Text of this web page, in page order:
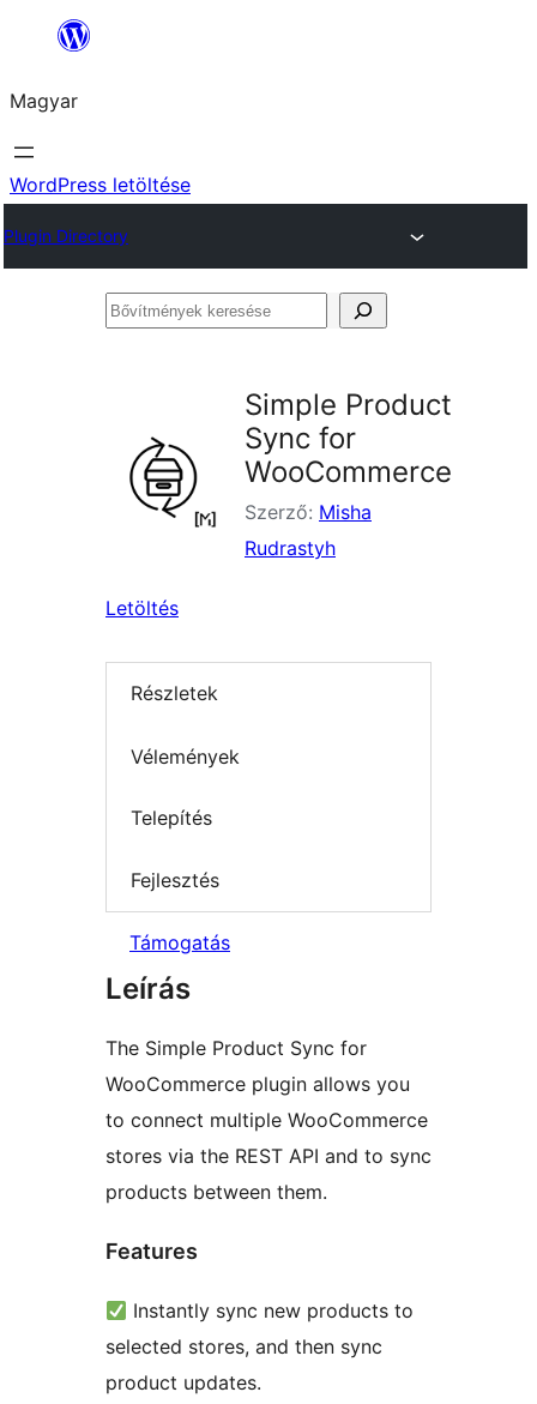
Ugrás
tartalomhoz
Magyar
WordPress letöltése
Plugin Directory
Bővítmények
Simple Product
Sync for
WooCommerce
Szerző: Misha
Rudrastyh
Letöltés
Részletek
Vélemények
Telepítés
Fejlesztés
Támogatás
Leírás
The Simple Product Sync for
WooCommerce plugin allows you
to connect multiple WooCommerce
stores via the REST API and to sync
products between them.
Features
Instantly sync new products to
selected stores, and then sync
product updates.